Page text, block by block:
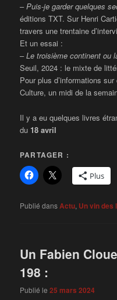
–Puis-je garder quelques
éditions TXT. Sur Henri
travers une trentaine
Et un essai :
–Le troisième continent ou
Seuil, 2024 : le mixte de
Pour plus d’informations
Culture, un midi de la
Il y a eu quelques livres
du 18 avril
PARTAGER :
Plus
Publié dansActu, Un vin des
Un Fabien
198 :
Publié le25 mars 2024